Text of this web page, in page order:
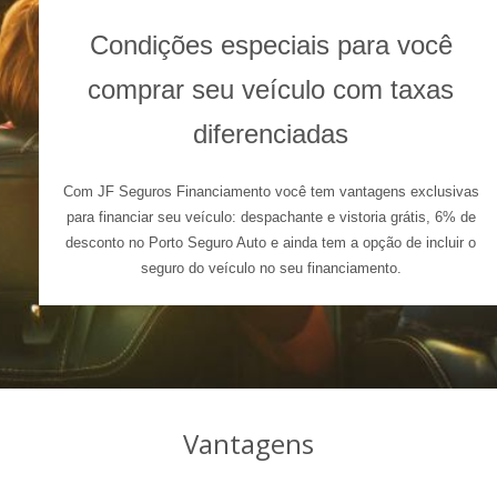
Condições especiais para você
comprar seu veículo com taxas
diferenciadas
Com JF Seguros Financiamento você tem vantagens exclusivas
para financiar seu veículo: despachante e vistoria grátis, 6% de
desconto no Porto Seguro Auto e ainda tem a opção de incluir o
seguro do veículo no seu financiamento.
Vantagens